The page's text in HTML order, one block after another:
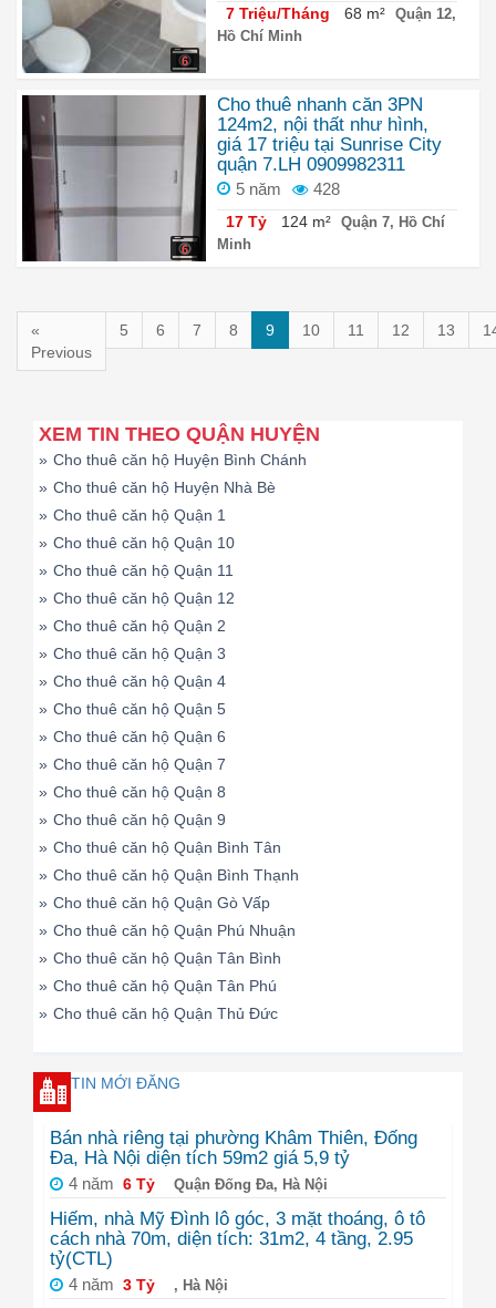
6
7 Triệu/Tháng 68 m²
Quận 12,
Hồ Chí Minh
6
Cho thuê nhanh căn 3PN
124m2, nội thất như hình,
giá 17 triệu tại Sunrise City
quận 7.LH 0909982311
5 năm 428
17 Tỷ 124 m²
Quận 7, Hồ Chí
Minh
«
Previous
5 6 7 8 9 10 11 12 13
XEM TIN THEO QUẬN HUYỆN
» Cho thuê căn hộ Huyện Bình Chánh
» Cho thuê căn hộ Huyện Nhà Bè
» Cho thuê căn hộ Quận 1
» Cho thuê căn hộ Quận 10
» Cho thuê căn hộ Quận 11
» Cho thuê căn hộ Quận 12
» Cho thuê căn hộ Quận 2
» Cho thuê căn hộ Quận 3
» Cho thuê căn hộ Quận 4
» Cho thuê căn hộ Quận 5
» Cho thuê căn hộ Quận 6
» Cho thuê căn hộ Quận 7
» Cho thuê căn hộ Quận 8
» Cho thuê căn hộ Quận 9
» Cho thuê căn hộ Quận Bình Tân
» Cho thuê căn hộ Quận Bình Thạnh
» Cho thuê căn hộ Quận Gò Vấp
» Cho thuê căn hộ Quận Phú Nhuận
» Cho thuê căn hộ Quận Tân Bình
» Cho thuê căn hộ Quận Tân Phú
» Cho thuê căn hộ Quận Thủ Đức
TIN MỚI ĐĂNG
Bán nhà riêng tại phường Khâm Thiên, Đống
Đa, Hà Nội diện tích 59m2 giá 5,9 tỷ
4 năm 6 Tỷ Quận Đống Đa, Hà Nội
Hiếm, nhà Mỹ Đình lô góc, 3 mặt thoáng, ô tô
cách nhà 70m, diện tích: 31m2, 4 tầng, 2.95
tỷ(CTL)
4 năm 3 Tỷ , Hà Nội